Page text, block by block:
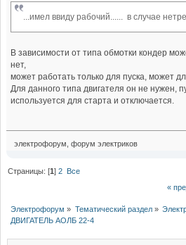
...имел ввиду рабочий...... в случае
В зависимости от типа обмотки кондер
нет,
может работать только для пуска, может
Для данного типа двигателя он не нужен,
используется для старта и отключается.
электрофорум, форум электриков
Страницы: [1]2 Все
«
Электрофорум » Тематический раздел»
ДВИГАТЕЛЬ АОЛБ 22-4